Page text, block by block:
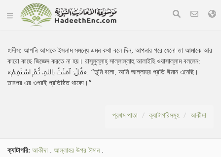
হাদীস:আপনি আমাকে ইসলাম সমন্ধে এমন কথা বলে দিন, আপনার পরে যেনো তা আমাকে আর
কারো কাছে জিজ্ঞেস করতে না হয়। রাসূলুল্লাহ্ সাল্লাল্লাহু আলাইহি ওয়াসাল্লাম বললেন:
«قُلْ: آمَنْتُ بِاللهِ، ثُمَّ اسْتَقِمْ». “তুমি বলো, আমি আল্লাহর প্রতি ঈমান এনেছি।
তারপর এর ওপরই প্রতিষ্ঠিত থাকো।”
প্রথম পাতা ক্যাটাগরিসমূহ আকীদা
ক্যাটাগরি: আকীদা . আল্লাহর উপর ঈমান.